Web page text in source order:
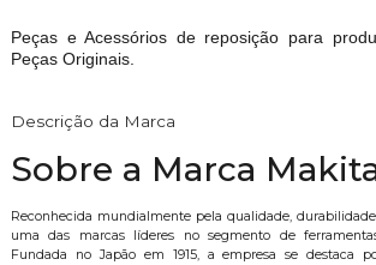
Peças e Acessórios de reposição para
Peças Originais.
Descrição da Marca
Sobre a Marca
Reconhecida mundialmente pela qualidade,
uma das marcas líderes no segmento de
Fundada no Japão em 1915, a empresa se destaca